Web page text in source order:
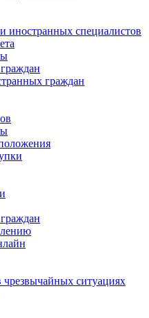
иностранных специалистов
граждан
ситуациях